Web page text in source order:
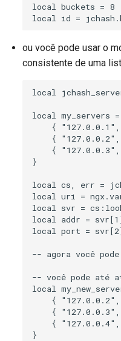
local buckets = 8
ou você pode usar o
consistente de uma
local
local my_servers
{
{ "127.0.0.2",
{
}
local cs, err =
local uri =
local svr =
local addr =
local port =
-- agora você
-- você pode até
local
{ "127.0.0.2",
{ "127.0.0.3",
{
}